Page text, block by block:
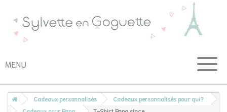
MENU
Cadeaux personnalisés
Cadeaux personnalisés pour qui?